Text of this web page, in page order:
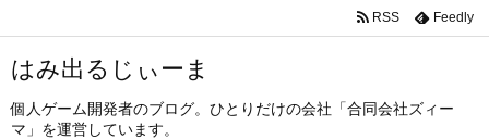
はみ出るじぃーま
個人ゲーム開発者のブログ。ひとりだけの会社「合同会社ズィー
マ」を運営しています。
RSS Feedly